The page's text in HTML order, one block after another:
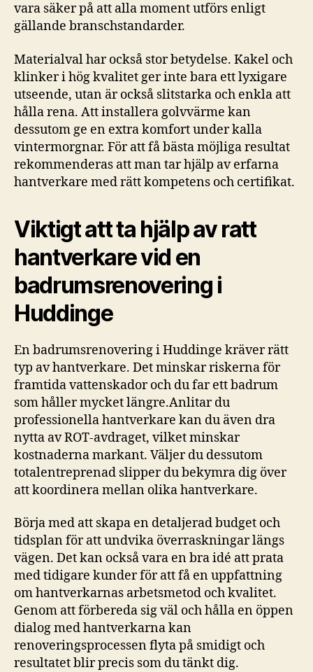
vara säker på att alla moment utförs enligt
gällande branschstandarder.
Materialval har också stor betydelse. Kakel och
klinker i hög kvalitet ger inte bara ett lyxigare
utseende, utan är också slitstarka och enkla att
hålla rena. Att installera golvvärme kan
dessutom ge en extra komfort under kalla
vintermorgnar. För att få bästa möjliga resultat
rekommenderas att man tar hjälp av erfarna
hantverkare med rätt kompetens och certifikat.
Viktigt att ta hjälp av ratt
hantverkare vid en
badrumsrenovering i
Huddinge
En badrumsrenovering i Huddinge kräver rätt
typ av hantverkare. Det minskar riskerna för
framtida vattenskador och du far ett badrum
som håller mycket längre.Anlitar du
professionella hantverkare kan du även dra
nytta av ROT-avdraget, vilket minskar
kostnaderna markant. Väljer du dessutom
totalentreprenad slipper du bekymra dig över
att koordinera mellan olika hantverkare.
Börja med att skapa en detaljerad budget och
tidsplan för att undvika överraskningar längs
vägen. Det kan också vara en bra idé att prata
med tidigare kunder för att få en uppfattning
om hantverkarnas arbetsmetod och kvalitet.
Genom att förbereda sig väl och hålla en öppen
dialog med hantverkarna kan
renoveringsprocessen flyta på smidigt och
resultatet blir precis som du tänkt dig.